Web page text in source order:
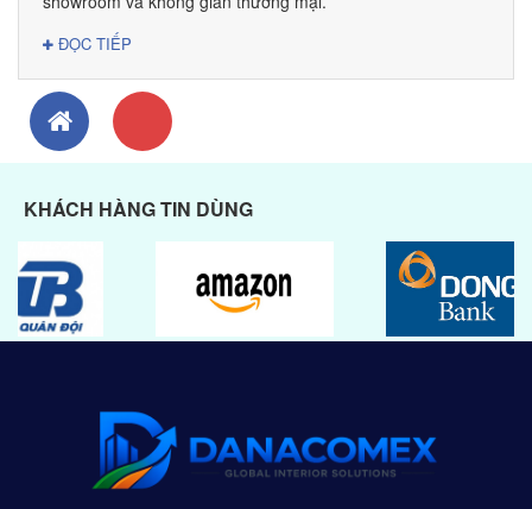
ĐỌC TIẾP
KHÁCH HÀNG TIN DÙNG